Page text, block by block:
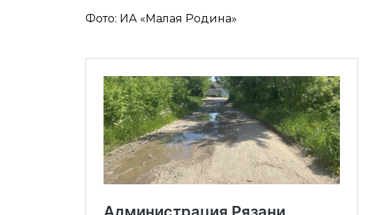
Фото: ИА «Малая Родина»